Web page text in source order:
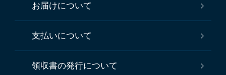
お届けについて
支払いについて
領収書の発行について